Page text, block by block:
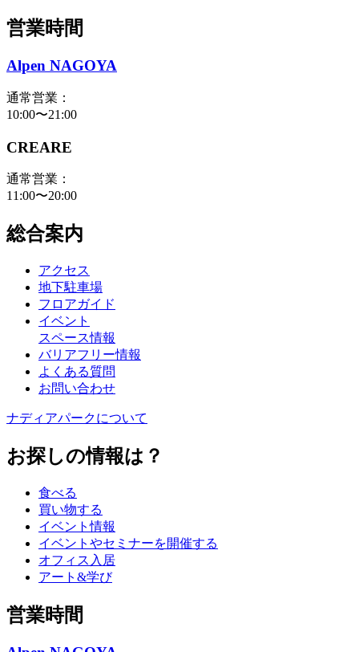
営業時間
Alpen NAGOYA
通常営業：
10:00〜21:00
CREARE
通常営業：
11:00〜20:00
総合案内
アクセス
地下駐車場
フロアガイド
イベント
スペース情報
バリアフリー情報
よくある質問
お問い合わせ
ナディアパークについて
お探しの情報は？
食べる
買い物する
イベント情報
イベントやセミナーを開催する
オフィス入居
アート&学び
営業時間